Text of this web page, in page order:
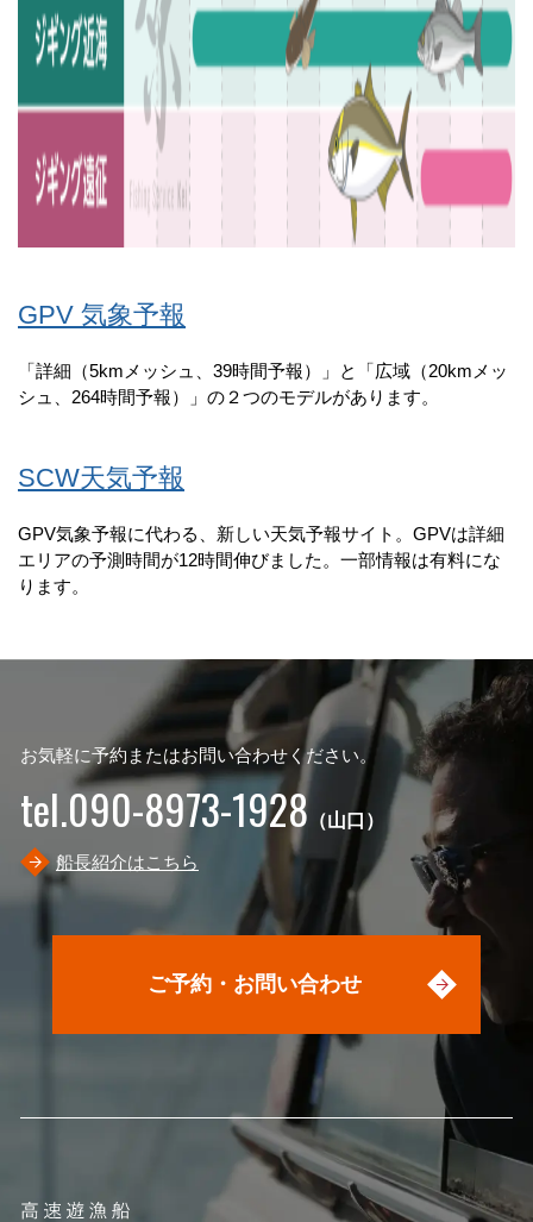
GPV 気象予報
「詳細（5kmメッシュ、39時間予報）」と「広域（20kmメッ
シュ、264時間予報）」の２つのモデルがあります。
SCW天気予報
GPV気象予報に代わる、新しい天気予報サイト。GPVは詳細
エリアの予測時間が12時間伸びました。一部情報は有料にな
ります。
お気軽に予約またはお問い合わせください。
tel.090-8973-1928 （山口）
船長紹介はこちら
ご予約・お問い合わせ